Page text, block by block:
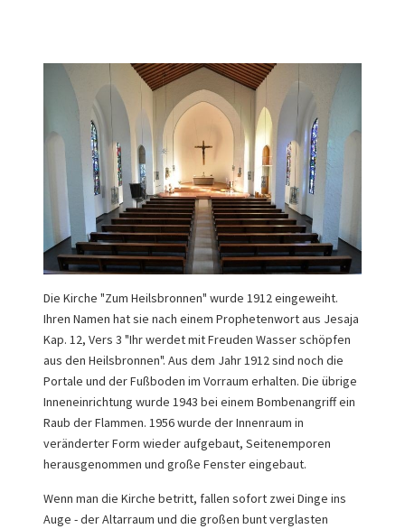
Die Kirche "Zum Heilsbronnen" wurde 1912 eingeweiht.
Ihren Namen hat sie nach einem Prophetenwort aus Jesaja
Kap. 12, Vers 3 "Ihr werdet mit Freuden Wasser schöpfen
aus den Heilsbronnen". Aus dem Jahr 1912 sind noch die
Portale und der Fußboden im Vorraum erhalten. Die übrige
Inneneinrichtung wurde 1943 bei einem Bombenangriff ein
Raub der Flammen. 1956 wurde der Innenraum in
veränderter Form wieder aufgebaut, Seitenemporen
herausgenommen und große Fenster eingebaut.
Wenn man die Kirche betritt, fallen sofort zwei Dinge ins
Auge - der Altarraum und die großen bunt verglasten